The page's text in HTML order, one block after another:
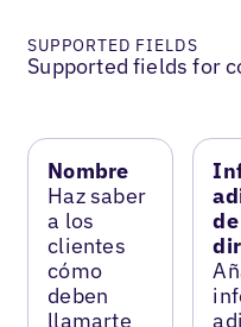
SUPPORTED FIELDS
Supported fields for
Nombre
Haz saber
a los
clientes
cómo
deben
llamarte